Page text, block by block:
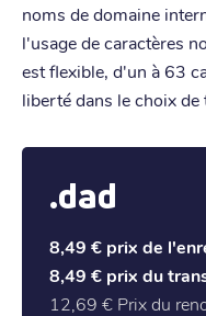
noms de domaine
l'usage de caractères
est flexible, d'un à 63
liberté dans le choix
.dad
8,49 € prix de
8,49 € prix du
12,69 € Prix du